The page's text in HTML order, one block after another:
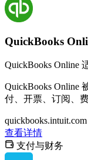
QuickBooks
QuickBooks Online
QuickBooks Online
付、开票、订阅、
quickbooks.intuit.com
查看详情
支付与财务